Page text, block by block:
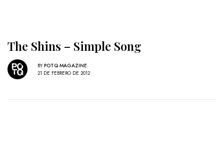
The Shins – Simple Song
BY POTQ MAGAZINE
21 DE FEBRERO DE 2012